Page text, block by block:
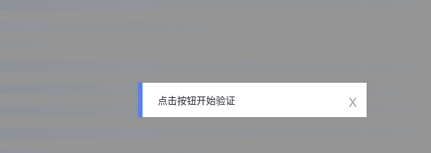
点击按钮开始验证 x